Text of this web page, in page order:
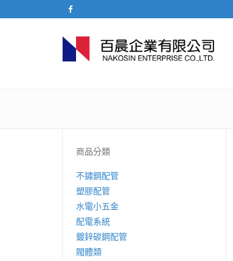
商品分類
不鏽鋼配管
塑膠配管
水電小五金
配電系統
鍍鋅碳鋼配管
閥體類